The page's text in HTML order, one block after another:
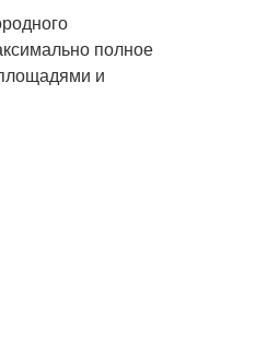
полное
и